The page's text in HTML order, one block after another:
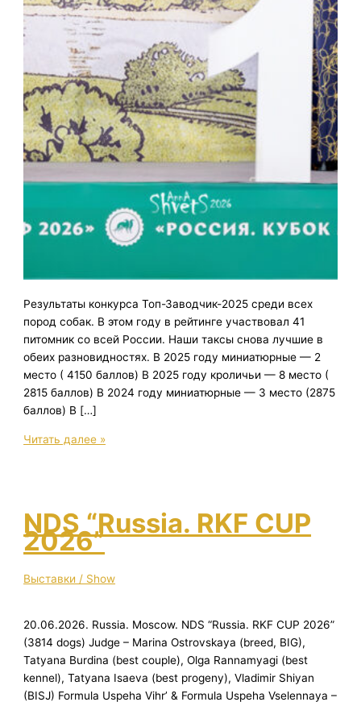
Результаты конкурса Топ-Заводчик-2025 среди всех
пород собак. В этом году в рейтинге участвовал 41
питомник со всей России. Наши таксы снова лучшие в
обеих разновидностях. В 2025 году миниатюрные — 2
место ( 4150 баллов) В 2025 году кроличьи — 8 место (
2815 баллов) В 2024 году миниатюрные — 3 место (2875
баллов) В […]
Топ-
Читать далее »
NDS “Russia. RKF CUP
2026”
Выставки / Show
20.06.2026. Russia. Moscow. NDS “Russia. RKF CUP 2026”
(3814 dogs) Judge – Marina Ostrovskaya (breed, BIG),
Tatyana Burdina (best couple), Olga Rannamyagi (best
kennel), Tatyana Isaeva (best progeny), Vladimir Shiyan
(BISJ) Formula Uspeha Vihr’ & Formula Uspeha Vselennaya –